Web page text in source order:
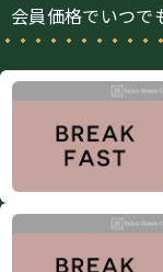
会員価格でいつで